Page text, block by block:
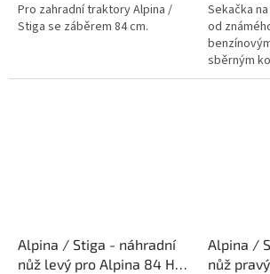
Pro zahradní traktory Alpina /
Stiga se záběrem 84 cm.
Sekačka
od
sběrným
litrů.
Alpina / Stiga - náhradní
nůž levý pro Alpina 84 HA
Alpina /
nůž